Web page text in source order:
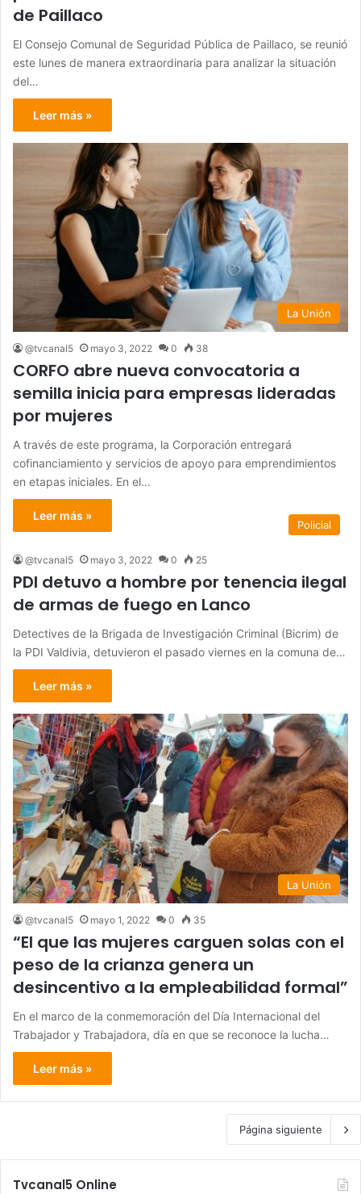
de Paillaco
El Consejo Comunal de Seguridad Pública de Paillaco, se reunió
este lunes de manera extraordinaria para analizar la situación
del…
Leer más »
La Unión
@tvcanal5 mayo 3, 2022 0 38
CORFO abre nueva convocatoria a
semilla inicia para empresas lideradas
por mujeres
A través de este programa, la Corporación entregará
cofinanciamiento y servicios de apoyo para emprendimientos
en etapas iniciales. En el…
Leer más »
Policial
@tvcanal5 mayo 3, 2022 0 25
PDI detuvo a hombre por tenencia ilegal
de armas de fuego en Lanco
Detectives de la Brigada de Investigación Criminal (Bicrim) de
la PDI Valdivia, detuvieron el pasado viernes en la comuna de…
Leer más »
La Unión
@tvcanal5 mayo 1, 2022 0 35
“El que las mujeres carguen solas con el
peso de la crianza genera un
desincentivo a la empleabilidad formal”
En el marco de la conmemoración del Día Internacional del
Trabajador y Trabajadora, día en que se reconoce la lucha…
Leer más »
Página siguiente
Tvcanal5 Online